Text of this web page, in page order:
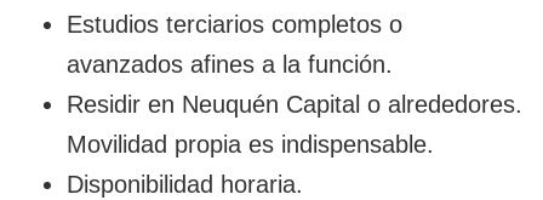
Estudios terciarios completos o
avanzados afines a la función.
Residir en Neuquén Capital o alrededores.
Movilidad propia es indispensable.
Disponibilidad horaria.